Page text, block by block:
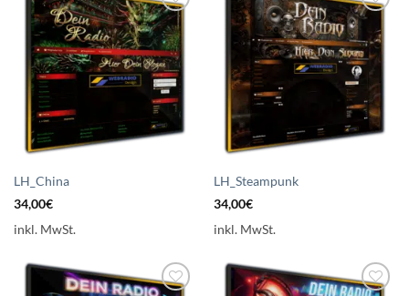
Auf die
Wunschliste
setzen
LH_China
34,00€
inkl. MwSt.
Auf die
Wunschliste
setzen
LH_Steampunk
34,00€
inkl. MwSt.